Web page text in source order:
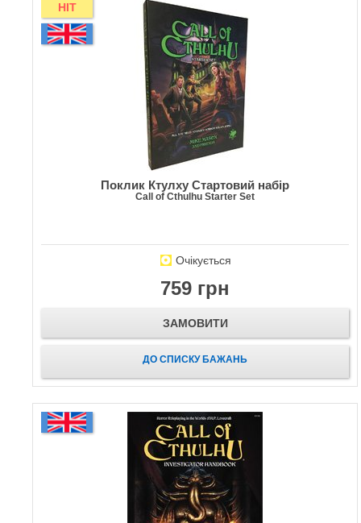
HIT
Поклик Ктулху Стартовий набір
Call of Cthulhu Starter Set
Очікується
759 грн
ЗАМОВИТИ
ДО СПИСКУ БАЖАНЬ